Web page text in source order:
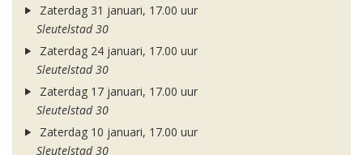
Zaterdag 31 januari, 17.00 uur
Sleutelstad 30
Zaterdag 24 januari, 17.00 uur
Sleutelstad 30
Zaterdag 17 januari, 17.00 uur
Sleutelstad 30
Zaterdag 10 januari, 17.00 uur
Sleutelstad 30